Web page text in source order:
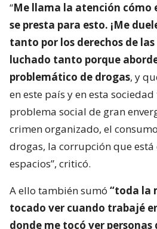
“Me llama la atención cómo
se presta para esto. ¡Me
tanto por los derechos de
luchado tanto porque
problemático de drogas, y
en este país y en esta
problema social de gran
crimen organizado, el
drogas, la corrupción que está
espacios”, criticó.
A ello también sumó “toda la
tocado ver cuando trabajé
donde me tocó ver